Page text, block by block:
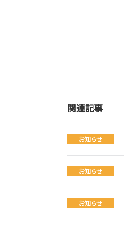
関連記事
お知らせ
お知らせ
お知らせ